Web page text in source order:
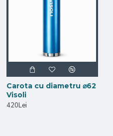
Carota cu diametru ⌀62
Visoli
420Lei